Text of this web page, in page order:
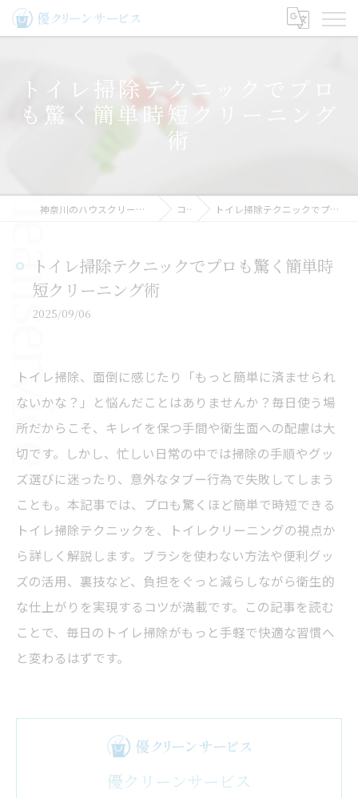
トイレ掃除テクニックでプロ
も驚く簡単時短クリーニング
術
神奈川のハウスクリーニングなら優クリーンサービス コラム トイレ掃除テクニックでプロも驚く簡単時短クリーニング術
トイレ掃除テクニックでプロも驚く簡単時
短クリーニング術
2025/09/06
トイレ掃除、面倒に感じたり「もっと簡単に済ませられ
ないかな？」と悩んだことはありませんか？毎日使う場
所だからこそ、キレイを保つ手間や衛生面への配慮は大
切です。しかし、忙しい日常の中では掃除の手順やグッ
ズ選びに迷ったり、意外なタブー行為で失敗してしまう
ことも。本記事では、プロも驚くほど簡単で時短できる
トイレ掃除テクニックを、トイレクリーニングの視点か
ら詳しく解説します。ブラシを使わない方法や便利グッ
ズの活用、裏技など、負担をぐっと減らしながら衛生的
な仕上がりを実現するコツが満載です。この記事を読む
ことで、毎日のトイレ掃除がもっと手軽で快適な習慣へ
と変わるはずです。
優クリーンサービス